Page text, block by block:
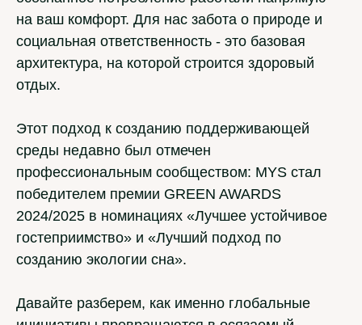
на ваш комфорт. Для нас забота о природе и
социальная ответственность - это базовая
архитектура, на которой строится здоровый
отдых.
Этот подход к созданию поддерживающей
среды недавно был отмечен
профессиональным сообществом: MYS стал
победителем премии GREEN AWARDS
2024/2025 в номинациях «Лучшее устойчивое
гостеприимство» и «Лучший подход по
созданию экологии сна».
Давайте разберем, как именно глобальные